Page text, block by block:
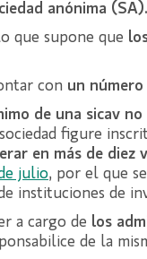
anónima (SA).
que supone que
con un
de una sicav
figure
en más de diez
julio, por el que
instituciones de
a cargo de los
de la